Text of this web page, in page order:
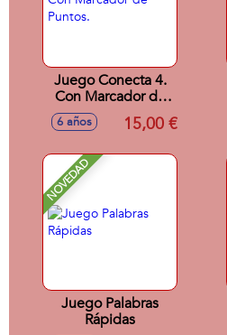
Juego Conecta 4.
Con Marcador de
Puntos.
6 años 15,00 €
NOVEDAD
Juego Palabras
Rápidas